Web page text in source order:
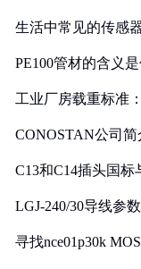
生活中常见的传感
PE100管材的含义
工业厂房载重标准
CONOSTAN公司简
C13和C14插头国
LGJ-240/30导线参
寻找nce01p30k